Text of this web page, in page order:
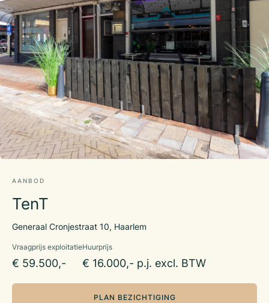
AANBOD
TenT
Generaal Cronjestraat 10, Haarlem
Vraagprijs exploitatie
€ 59.500,-
Huurprijs
€ 16.000,- p.j. excl. BTW
PLAN BEZICHTIGING